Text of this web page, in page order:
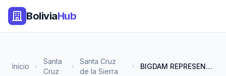
BoliviaHub
Inicio
Santa
Cruz
Santa Cruz
de la Sierra
BIGDAM REPRESENTACIONES S.R.L.